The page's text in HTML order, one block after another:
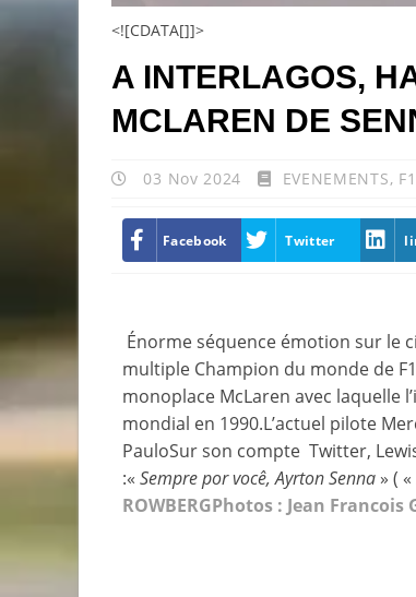
<![CDATA[]]>
A INTERLAGOS,
MCLAREN DE
03 Nov 2024 EVENEMENTS, F1
Facebook Twitter
Énorme séquence émotion sur le
multiple Champion du monde de
monoplace McLaren avec laquelle
mondial en 1990.L’actuel pilote
PauloSur son compte Twitter,
:« Sempre por você, Ayrton Senna » ( «
ROWBERGPhotos : Jean Francois